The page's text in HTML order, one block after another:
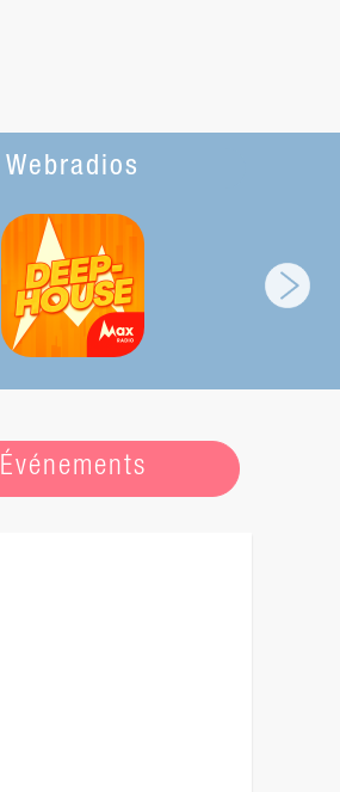
Webradios
Événements